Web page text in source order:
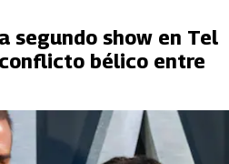
segundo show en Tel
bélico entre